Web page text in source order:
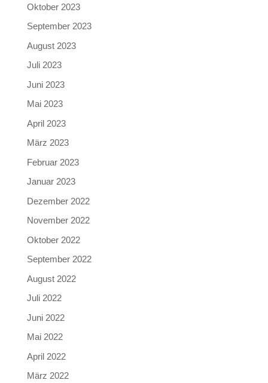
Oktober 2023
September 2023
August 2023
Juli 2023
Juni 2023
Mai 2023
April 2023
März 2023
Februar 2023
Januar 2023
Dezember 2022
November 2022
Oktober 2022
September 2022
August 2022
Juli 2022
Juni 2022
Mai 2022
April 2022
März 2022